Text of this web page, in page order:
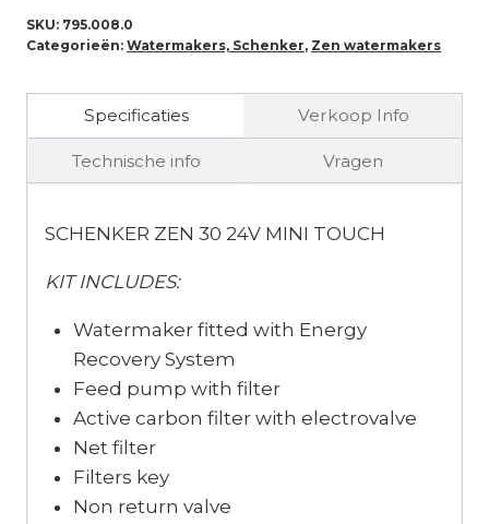
SKU: 795.008.0
Categorieën: Watermakers, Schenker, Zen watermakers
Specificaties Verkoop Info
Technische info Vragen
SCHENKER ZEN 30 24V MINI TOUCH
KIT INCLUDES:
Watermaker fitted with Energy
Recovery System
Feed pump with filter
Active carbon filter with electrovalve
Net filter
Filters key
Non return valve